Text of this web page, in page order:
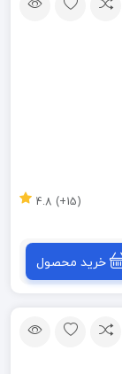
(15+) 4.8
خرید محصول